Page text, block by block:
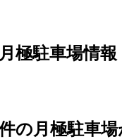
極駐車場情報
の月極駐車